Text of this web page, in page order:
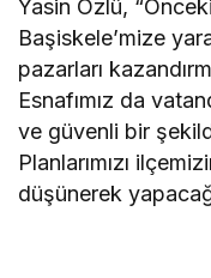
Yasin Özlü,
Başiskele’mize
pazarları
Esnafımız da
ve güvenli bir
Planlarımızı
düşünerek